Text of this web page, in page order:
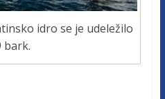
idro se je udeležilo
bark.